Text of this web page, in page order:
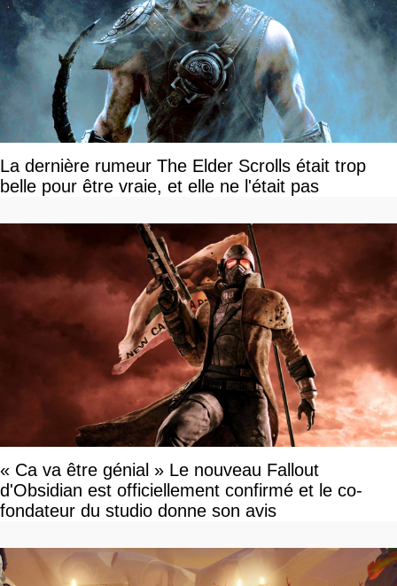
La dernière rumeur The Elder Scrolls était trop
belle pour être vraie, et elle ne l'était pas
« Ca va être génial » Le nouveau Fallout
d'Obsidian est officiellement confirmé et le co-
fondateur du studio donne son avis